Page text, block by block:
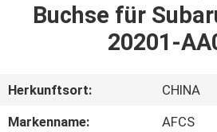
HAUSE
VIDEOS
Buchse für
20201-
Herkunftsort:
CHINA
Markenname:
AFCS